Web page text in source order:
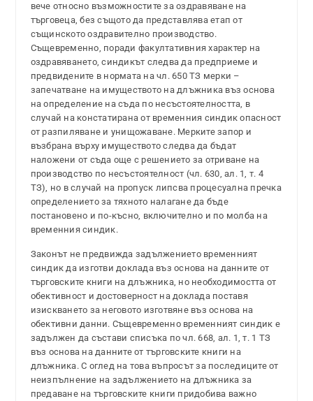
вече относно възможностите за оздравяване на
търговеца, без същото да представлява етап от
същинското оздравително производство.
Същевременно, поради факултативния характер на
оздравяването, синдикът следва да предприеме и
предвидените в нормата на чл. 650 ТЗ мерки –
запечатване на имуществото на длъжника въз основа
на определение на съда по несъстоятелността, в
случай на констатирана от временния синдик опасност
от разпиляване и унищожаване. Мерките запор и
възбрана върху имуществото следва да бъдат
наложени от съда още с решението за отриване на
производство по несъстоятелност (чл. 630, ал. 1, т. 4
ТЗ), но в случай на пропуск липсва процесуална пречка
определението за тяхното налагане да бъде
постановено и по-късно, включително и по молба на
временния синдик.
Законът не предвижда задължението временният
синдик да изготви доклада въз основа на данните от
търговските книги на длъжника, но необходимостта от
обективност и достоверност на доклада поставя
изискването за неговото изготвяне въз основа на
обективни данни. Същевременно временният синдик е
задължен да състави списъка по чл. 668, ал. 1, т. 1 ТЗ
въз основа на данните от търговските книги на
длъжника. С оглед на това въпросът за последиците от
неизпълнение на задължението на длъжника за
предаване на търговските книги придобива важно